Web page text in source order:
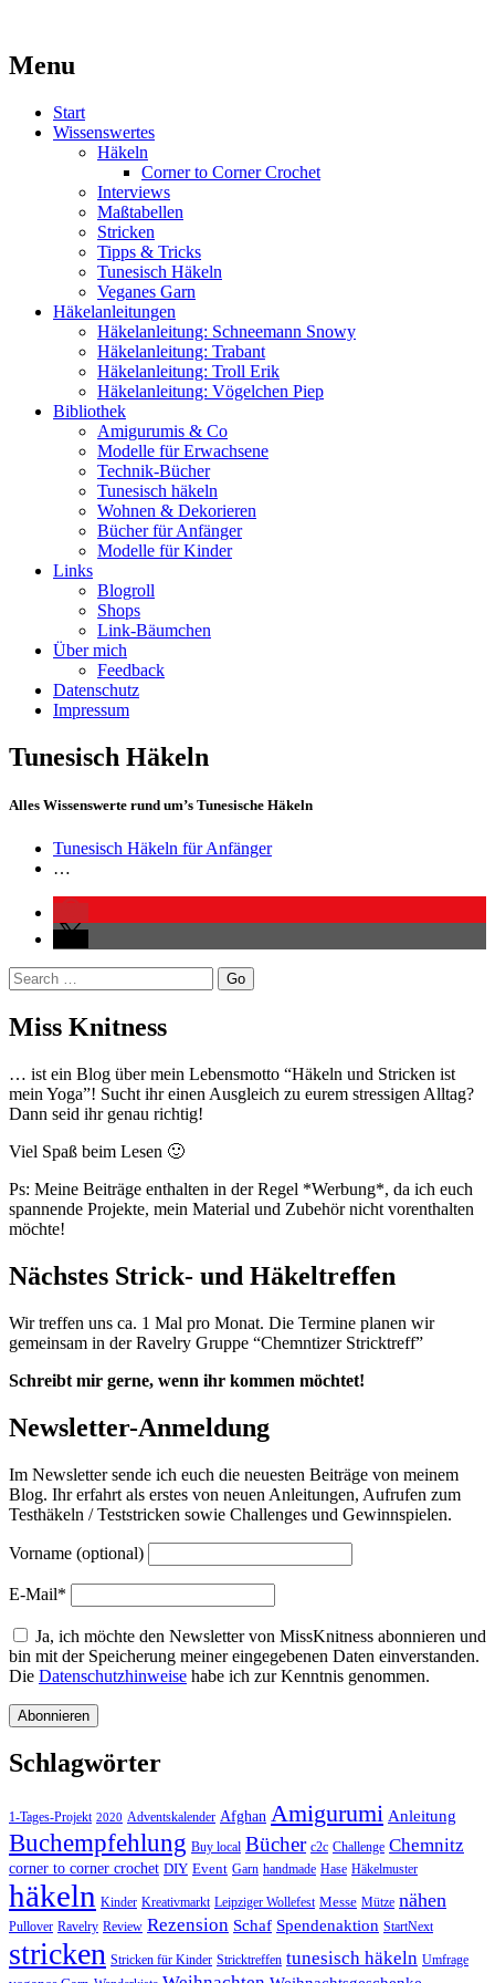
MissKnitness
Kaufst du noch oder strickst du schon?
Menu
Skip
Start
Wissenswertes
Häkeln
Corner to Corner Crochet
Interviews
Maßtabellen
Stricken
Tipps & Tricks
Tunesisch Häkeln
Veganes Garn
Häkelanleitungen
Häkelanleitung: Schneemann Snowy
Häkelanleitung: Trabant
Häkelanleitung: Troll Erik
Häkelanleitung: Vögelchen Piep
Bibliothek
Amigurumis & Co
Modelle für Erwachsene
Technik-Bücher
Tunesisch häkeln
Wohnen & Dekorieren
Bücher für Anfänger
Modelle für Kinder
Links
Blogroll
Shops
Link-Bäumchen
Über mich
Feedback
Datenschutz
Impressum
Tunesisch Häkeln
Alles Wissenswerte rund um’s Tunesische Häkeln
Tunesisch Häkeln für Anfänger
…
Search
Miss Knitness
… ist ein Blog über mein Lebensmotto “Häkeln und Stricken ist
mein Yoga”! Sucht ihr einen Ausgleich zu eurem stressigen Alltag?
Dann seid ihr genau richtig!
Viel Spaß beim Lesen 🙂
Ps: Meine Beiträge enthalten in der Regel *Werbung*, da ich euch
spannende Projekte, mein Material und Zubehör nicht vorenthalten
möchte!
Nächstes Strick- und Häkeltreffen
Wir treffen uns ca. 1 Mal pro Monat. Die Termine planen wir
gemeinsam in der Ravelry Gruppe “Chemntizer Stricktreff”
Schreibt mir gerne, wenn ihr kommen möchtet!
Newsletter-Anmeldung
Im Newsletter sende ich euch die neuesten Beiträge von meinem
Blog. Ihr erfahrt als erstes von neuen Anleitungen, Aufrufen zum
Testhäkeln / Teststricken sowie Challenges und Gewinnspielen.
Vorname (optional)
E-Mail*
Ja, ich möchte den Newsletter von MissKnitness abonnieren und
bin mit der Speicherung meiner eingegebenen Daten einverstanden.
Die Datenschutzhinweise habe ich zur Kenntnis genommen.
Schlagwörter
1-Tages-Projekt 2020 Adventskalender Afghan Amigurumi Anleitung
Buchempfehlung Buy local Bücher c2c Challenge Chemnitz
corner to corner crochet DIY Event Garn handmade Hase Häkelmuster
häkeln Kinder Kreativmarkt Leipziger Wollefest Messe Mütze nähen
Pullover Ravelry Review Rezension Schaf Spendenaktion StartNext
stricken Stricken für Kinder Stricktreffen tunesisch häkeln Umfrage